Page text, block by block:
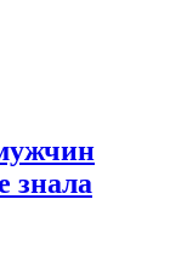
знала